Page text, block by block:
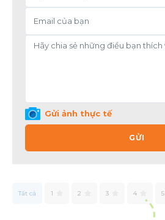
Gửi ảnh thực tế
GỬI
Tất cả 1 2 3 4 5